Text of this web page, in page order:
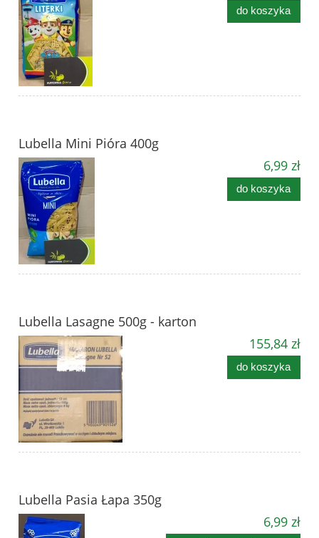
do koszyka
Lubella Mini Pióra 400g
6,99 zł
do koszyka
Lubella Lasagne 500g - karton
155,84 zł
do koszyka
Lubella Pasia Łapa 350g
6,99 zł